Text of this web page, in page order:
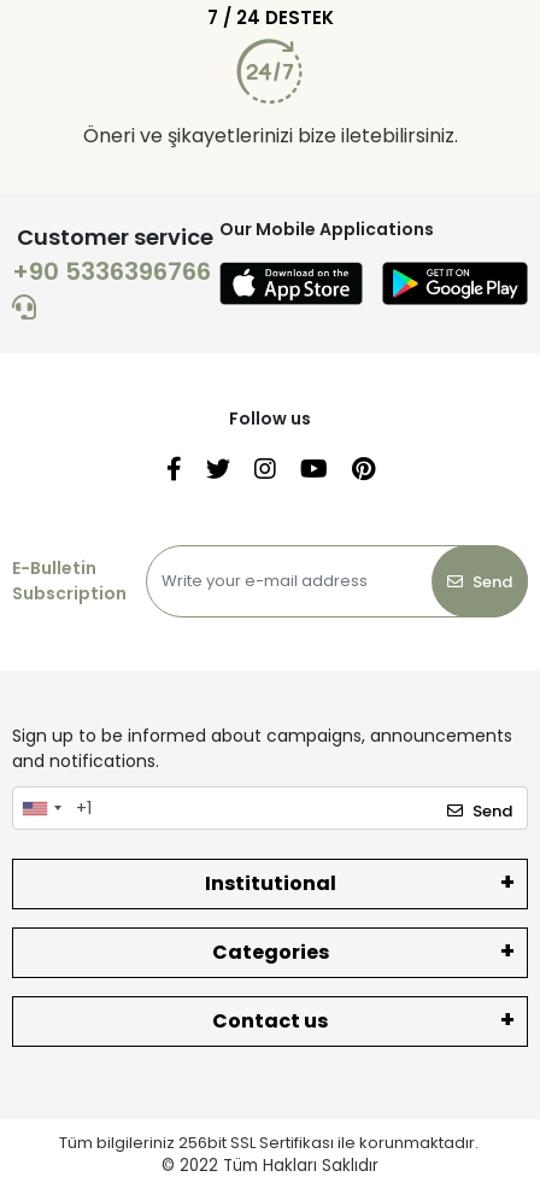
7 / 24 DESTEK
Öneri ve şikayetlerinizi bize iletebilirsiniz.
Customer service
+90 5336396766
Our Mobile Applications
Follow us
E-Bulletin
Subscription
Send
Sign up to be informed about campaigns, announcements
and notifications.
Send
Institutional
Categories
Contact us
Tüm bilgileriniz 256bit SSL Sertifikası ile korunmaktadır.
© 2022 Tüm Hakları Saklıdır